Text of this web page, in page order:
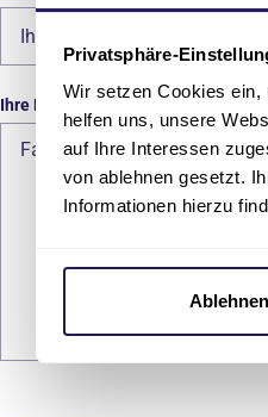
Privatsphäre-
Wir setzen Cookies ein,
helfen uns, unsere
auf Ihre Interessen
von ablehnen gesetzt.
Informationen hierzu
Ablehnen
Ihre Begleitung